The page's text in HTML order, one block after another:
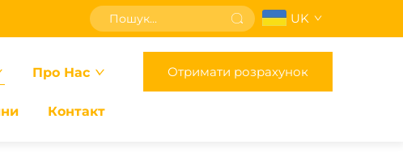
UK
Про Нас
Контакт
Отримати розрахунок